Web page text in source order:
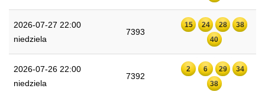
2026-07-27 22:00
niedziela
7393
15 24 28
38
40
2026-07-26 22:00
niedziela
7392
2 6 29
34
38